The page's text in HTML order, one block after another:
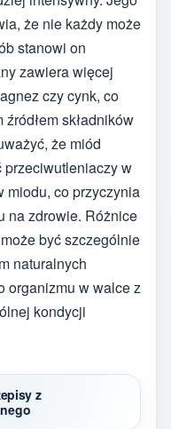
że nie każdy może
stanowi on
zawiera więcej
czy cynk, co
składników
że miód
przeciwutleniaczy w
miodu, co przyczynia
na zdrowie. Różnice
być szczególnie
naturalnych
organizmu w walce z
kondycji
z